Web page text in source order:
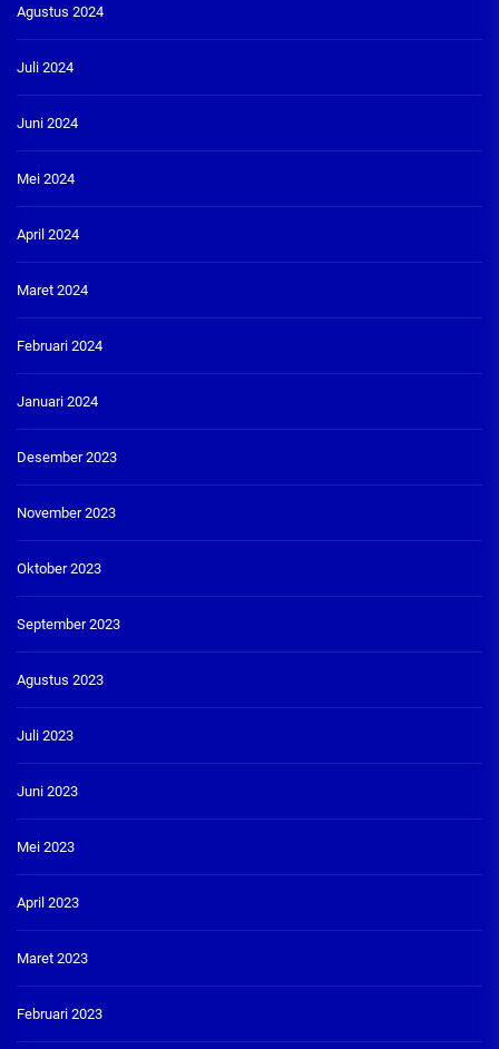
Agustus 2024
Juli 2024
Juni 2024
Mei 2024
April 2024
Maret 2024
Februari 2024
Januari 2024
Desember 2023
November 2023
Oktober 2023
September 2023
Agustus 2023
Juli 2023
Juni 2023
Mei 2023
April 2023
Maret 2023
Februari 2023